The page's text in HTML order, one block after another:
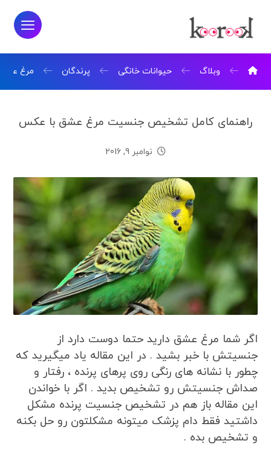
وبلاگ حیوانات خانگی پرندگان مرغ
راهنمای کامل تشخیص جنسیت مرغ عشق با عکس
نوامبر 9, 2016
اگر شما مرغ عشق دارید حتما دوست دارد از
جنسیتش با خبر بشید . در این مقاله یاد میگیرید که
چطور با نشانه های رنگی روی پرهای پرنده ، رفتار و
صداش جنسیتش رو تشخیص بدید . اگر با خواندن
این مقاله باز هم در تشخیص جنسیت پرنده مشکل
داشتید فقط دام پزشک میتونه مشکلتون رو حل بکنه
و تشخیص بده .